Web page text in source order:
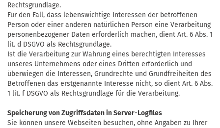
Rechtsgrundlage.
Für den Fall, dass lebenswichtige Interessen der betroffenen
Person oder einer anderen natürlichen Person eine Verarbeitung
personenbezogener Daten erforderlich machen, dient Art. 6 Abs. 1
lit. d DSGVO als Rechtsgrundlage.
Ist die Verarbeitung zur Wahrung eines berechtigten Interesses
unseres Unternehmens oder eines Dritten erforderlich und
überwiegen die Interessen, Grundrechte und Grundfreiheiten des
Betroffenen das erstgenannte Interesse nicht, so dient Art. 6 Abs.
1 lit. f DSGVO als Rechtsgrundlage für die Verarbeitung.
Speicherung von Zugriffsdaten in Server-Logfiles
Sie können unsere Webseiten besuchen, ohne Angaben zu Ihrer